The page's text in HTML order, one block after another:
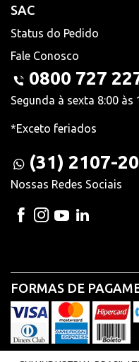
SAC
Status do Pedido
Fale Conosco
0800 727
Segunda à sexta 8:00 às
*Exceto feriados
(31) 2107-
Nossas Redes Sociais
FORMAS DE